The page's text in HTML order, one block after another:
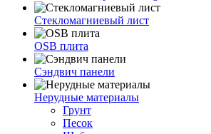
Стекломагниевый лист
OSB плита
Сэндвич панели
Нерудные материалы
Грунт
Песок